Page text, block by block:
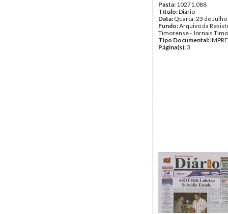
Pasta: 10271.088
Título:Diário
Data: Quarta, 23 de
Fundo:Arquivo da
Timorense - Jornais
Tipo Documental:
Página(s):3